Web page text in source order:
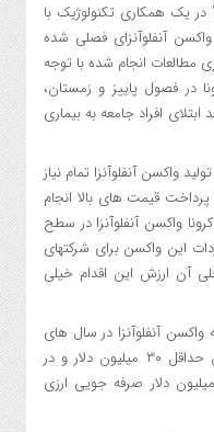
در یک همکاری تکنولوژیک با
واکسن آنفلوآنزای فصلی شده
مطالعات انجام شده با توجه
در فصول پاییز و زمستان،
افراد جامعه به بیماری
واکسن آنفلوآنزا تمام نیاز
قیمت های بالا انجام
واکسن آنفلوآنزا در سطح
این واکسن برای شرکتهای
آن ارزش این اقدام خیلی
آنفلوآنزا در سال های
قبل را مدنظر قرار دهیم، تولید داخلی آن حداقل ۳۰ میلیون دلار و در
شرایط مناسب برای تولید بیشتر تا ۱۰۰ میلیون دلار صرفه جویی ارزی